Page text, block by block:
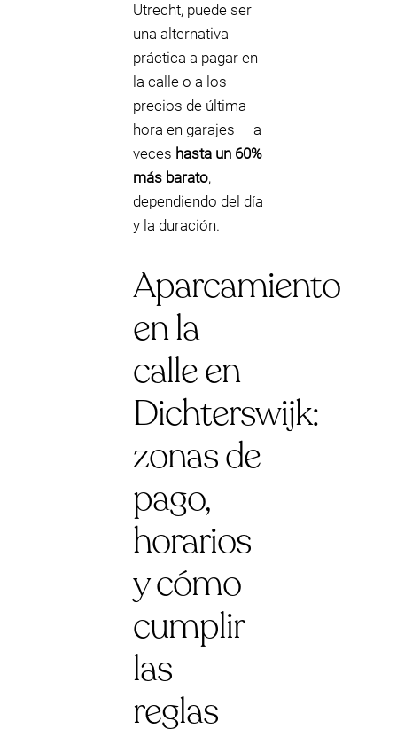
Utrecht, puede ser
una alternativa
práctica a pagar en
la calle o a los
precios de última
hora en garajes — a
veces hasta un 60%
más barato,
dependiendo del día
y la duración.
Aparcamiento
en la
calle en
Dichterswijk:
zonas de
pago,
horarios
y cómo
cumplir
las
reglas